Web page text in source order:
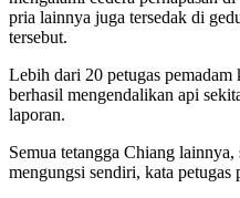
pria lainnya juga tersedak di
tersebut.
Lebih dari 20 petugas pemadam
berhasil mengendalikan api
laporan.
Semua tetangga Chiang
mengungsi sendiri, kata petugas